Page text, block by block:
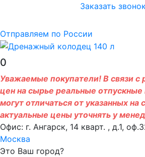
Заказать звонок
Отправляем по России
0
Уважаемые покупатели! В связи с
цен на сырье реальные отпускные
могут отличаться от указанных на
актуальные цены уточнять у
Офис: г. Ангарск, 14 кварт. , д.1,
Москва
Это Ваш город?